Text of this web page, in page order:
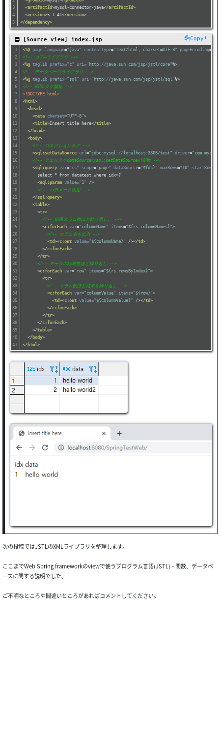
<artifactId>mysql-connector-java</artifactId>
<version>5.1.41</version>
</dependency>
Copy!
[Source view] index.jsp
<%@ page language="java" contentType="text/html; charset=UTF-8" pageEncoding=
<!-- コア―ライブラリ -->
<%@ taglib prefix="c" uri="http://java.sun.com/jsp/jstl/core"%>
<!-- データベースライブラリ -->
<%@ taglib prefix="sql" uri="http://java.sun.com/jsp/jstl/sql"%>
<!-- HTMLタグ開始 -->
<!DOCTYPE html>
< html>
< head>
<meta charset="UTF-8">
<title>Insert title here</title>
</ head>
< body>
<!-- コネクションタグ -->
<sql:setDataSource url="jdbc:mysql://localhost:3306/test" driver=
<!-- クエリタグdataSourceはsql:setDataSourceの変数 -->
<sql:query var="rs" scope="page" dataSource="${ds}" maxRows="10" startRow
      select * from datatest where idx=?
<sql:param value="1" />
<!-- パラメータ設定 -->
</sql:query>
<table>
<tr>
<!-- 結果カラム数ほど繰り返し。 -->
<c:forEach var="columnName" items="${rs.columnNames}">
<!-- カラム名を出力 -->
<td><c:out value="${columnName}" /></td>
</c:forEach>
</tr>
<!-- データの結果数ほど繰り返し -->
<c:forEach var="row" items="${rs.rowsByIndex}">
<tr>
<!-- カラム数ほど結果を繰り返し -->
<c:forEach var="columnValue" items="${row}">
<td><c:out value="${columnValue}" /></td>
</c:forEach>
</tr>
</c:forEach>
</table>
</ body>
</ html>
次の投稿ではJSTLのXMLライブラリを整理します。
ここまでWeb Spring frameworkのviewで使うプログラム言語(JSTL) - 関数、データベ
ースに関する説明でした。
ご不明なところや間違いところがあればコメントしてください。